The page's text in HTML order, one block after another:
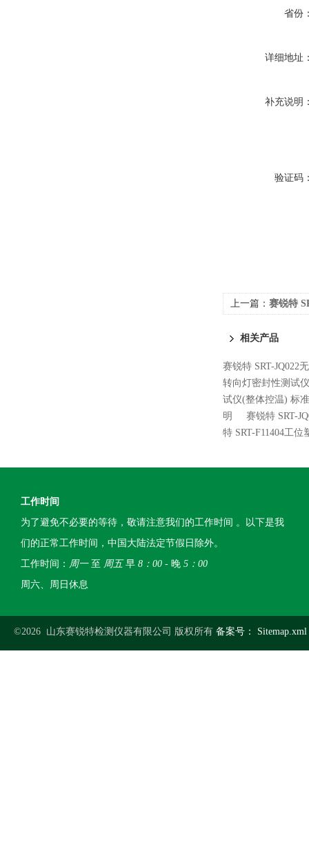
省份
详细地址
补充说明
验证码
上一篇： 赛锐特
相关产品
赛锐特 SRT-JQ022
转向灯密封性测试
试仪(整体控温) 标准
明
赛锐特 SRT-
特 SRT-F11404工
工作时间
为了避免不必要的等待，敬请注意我们的工作时间 。以下是我
们的正常工作时间，中国大陆法定节假日除外。
工作时间： 周一至 周五早 8：00 - 晚 5：00
周六、周日休息
©2026 山东赛锐特检测仪器有限公司 版权所有 备案号： Sitemap.xml